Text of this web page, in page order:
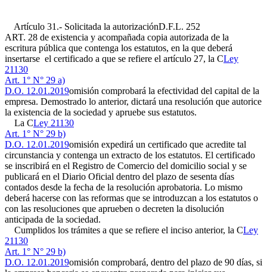
Artículo 31.- Solicitada la autorizaciónD.F.L. 252
ART. 28 de existencia y acompañada copia autorizada de la
escritura pública que contenga los estatutos, en la que deberá
insertarse el certificado a que se refiere el artículo 27, la CLey
21130
Art. 1° N° 29 a)
D.O. 12.01.2019omisión comprobará la efectividad del capital de la
empresa. Demostrado lo anterior, dictará una resolución que autorice
la existencia de la sociedad y apruebe sus estatutos.
La CLey 21130
Art. 1° N° 29 b)
D.O. 12.01.2019omisión expedirá un certificado que acredite tal
circunstancia y contenga un extracto de los estatutos. El certificado
se inscribirá en el Registro de Comercio del domicilio social y se
publicará en el Diario Oficial dentro del plazo de sesenta días
contados desde la fecha de la resolución aprobatoria. Lo mismo
deberá hacerse con las reformas que se introduzcan a los estatutos o
con las resoluciones que aprueben o decreten la disolución
anticipada de la sociedad.
Cumplidos los trámites a que se refiere el inciso anterior, la CLey
21130
Art. 1° N° 29 b)
D.O. 12.01.2019omisión comprobará, dentro del plazo de 90 días, si